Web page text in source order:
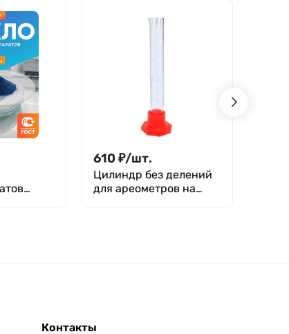
610 ₽/шт.
Цилиндр без делений
для ареометров на
Контакты